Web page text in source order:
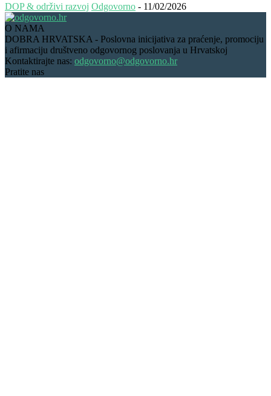
DOP & održivi razvoj Odgovorno - 11/02/2026
O NAMA
DOBRA HRVATSKA - Poslovna inicijativa za praćenje, promociju
i afirmaciju društveno odgovornog poslovanja u Hrvatskoj
Kontaktirajte nas: odgovorno@odgovorno.hr
Pratite nas